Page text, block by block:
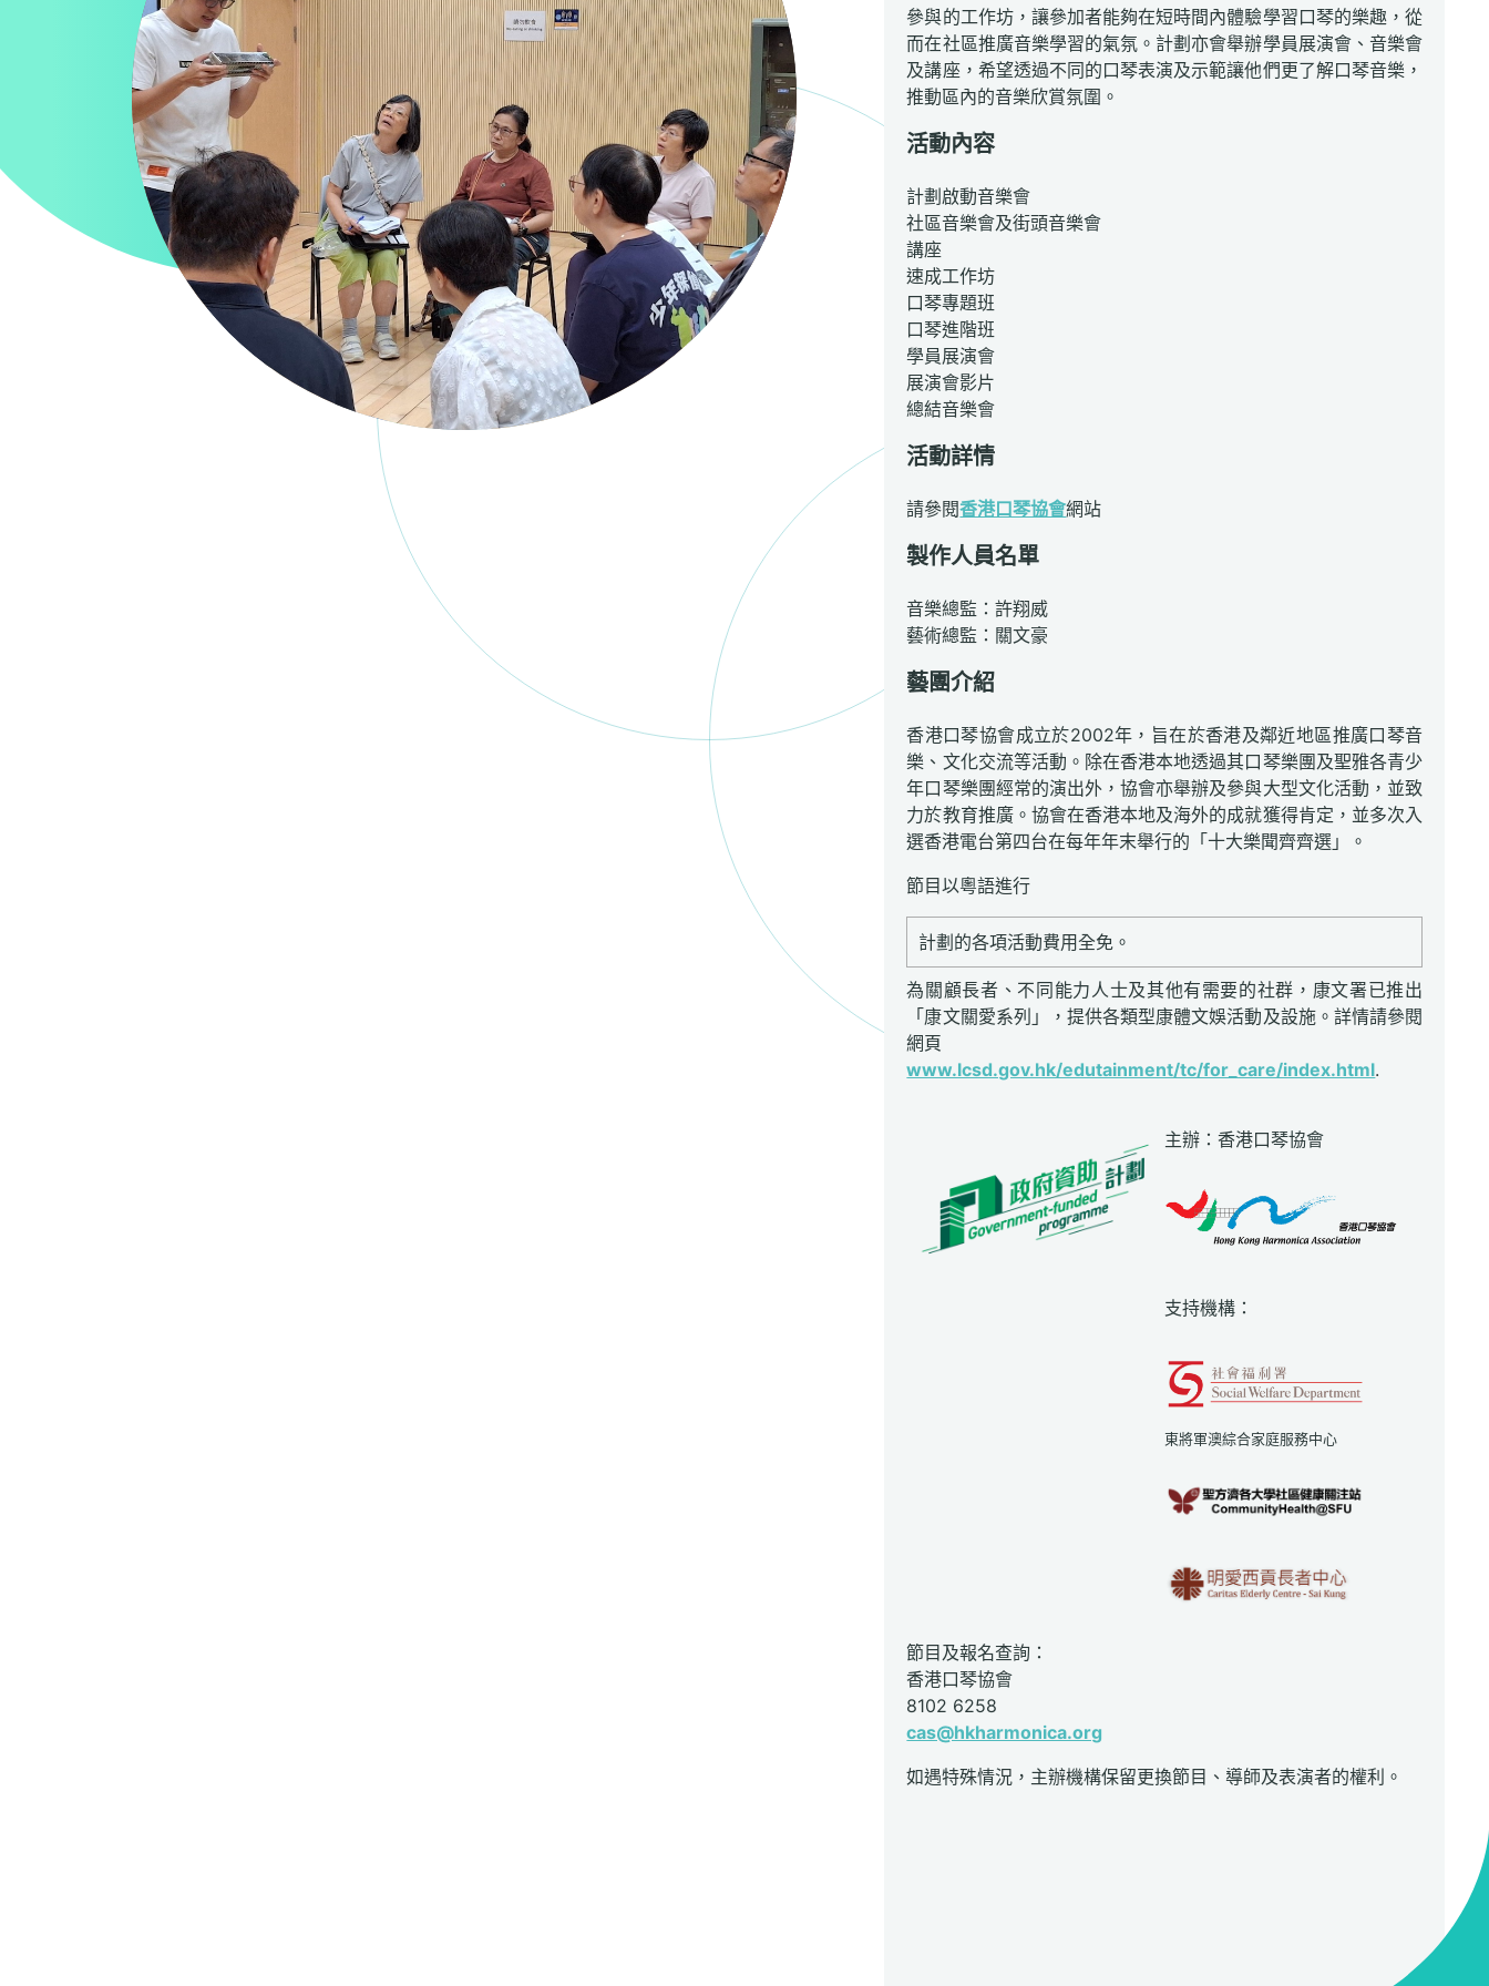
參與的工作坊，讓參加者能夠在短時間內體驗學習口琴的樂趣，從
而在社區推廣音樂學習的氣氛。計劃亦會舉辦學員展演會、音樂會
及講座，希望透過不同的口琴表演及示範讓他們更了解口琴音樂，
推動區內的音樂欣賞氛圍。
活動內容
計劃啟動音樂會
社區音樂會及街頭音樂會
講座
速成工作坊
口琴專題班
口琴進階班
學員展演會
展演會影片
總結音樂會
活動詳情
請參閱香港口琴協會網站
製作人員名單
音樂總監：許翔威
藝術總監：關文豪
藝團介紹
香港口琴協會成立於2002年，旨在於香港及鄰近地區推廣口琴音
樂、文化交流等活動。除在香港本地透過其口琴樂團及聖雅各青少
年口琴樂團經常的演出外，協會亦舉辦及參與大型文化活動，並致
力於教育推廣。協會在香港本地及海外的成就獲得肯定，並多次入
選香港電台第四台在每年年末舉行的「十大樂聞齊齊選」。
節目以粵語進行
計劃的各項活動費用全免。
為關顧長者、不同能力人士及其他有需要的社群，康文署已推出
「康文關愛系列」，提供各類型康體文娛活動及設施。詳情請參閱
網頁
www.lcsd.gov.hk/edutainment/tc/for_care/index.html.
主辦：香港口琴協會
支持機構：
東將軍澳綜合家庭服務中心
節目及報名查詢：
香港口琴協會
8102 6258
cas@hkharmonica.org
如遇特殊情況，主辦機構保留更換節目、導師及表演者的權利。